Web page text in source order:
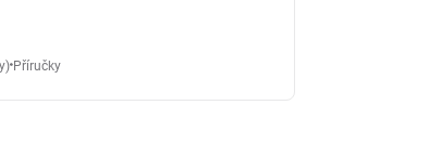
Příručky